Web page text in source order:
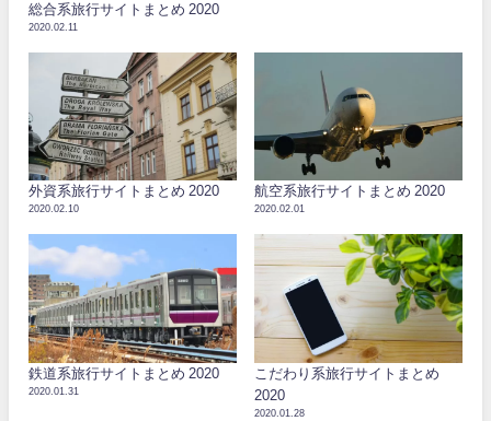
総合系旅行サイトまとめ 2020
2020.02.11
外資系旅行サイトまとめ 2020
2020.02.10
航空系旅行サイトまとめ 2020
2020.02.01
鉄道系旅行サイトまとめ 2020
2020.01.31
こだわり系旅行サイトまとめ
2020
2020.01.28